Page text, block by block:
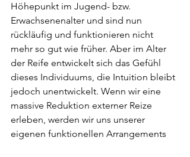
Höhepunkt im Jugend- bzw.
Erwachsenenalter und sind nun
rückläufig und funktionieren nicht
mehr so ​​gut wie früher. Aber im Alter
der Reife entwickelt sich das Gefühl
dieses Individuums, die Intuition bleibt
jedoch unentwickelt. Wenn wir eine
massive Reduktion externer Reize
erleben, werden wir uns unserer
eigenen funktionellen Arrangements